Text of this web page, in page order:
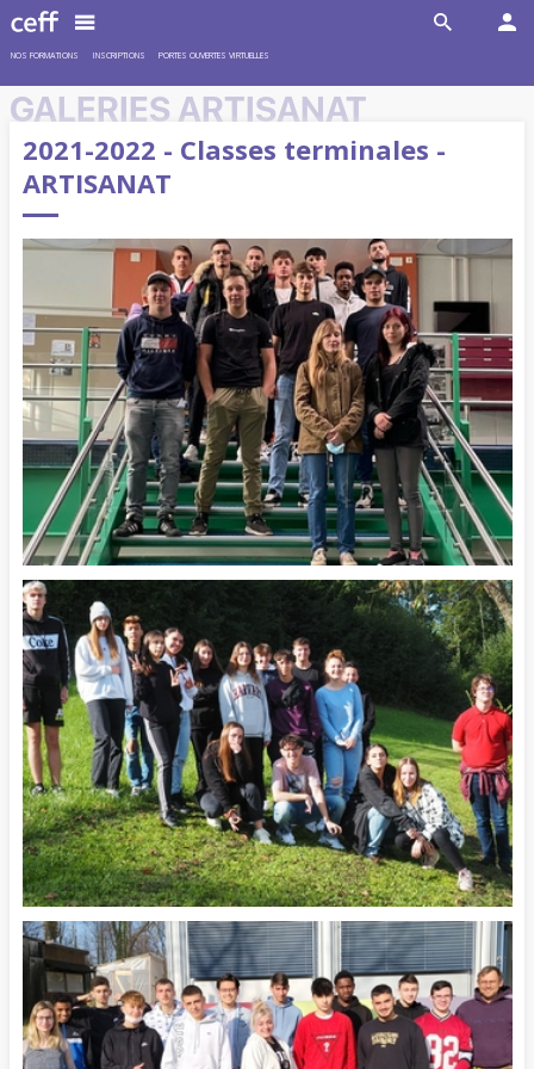
NOS FORMATIONS INSCRIPTIONS PORTES OUVERTES VIRTUELLES
GALERIES ARTISANAT
2021-2022 - Classes terminales -
ARTISANAT